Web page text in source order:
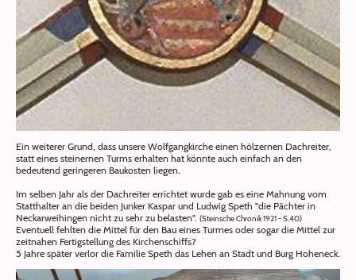
Ein weiterer Grund, dass unsere Wolfgangkirche einen hölzernen Dachreiter,
statt eines steinernen Turms erhalten hat könnte auch einfach an den
bedeutend geringeren Baukosten liegen.
Im selben Jahr als der Dachreiter errichtet wurde gab es eine Mahnung vom
Statthalter an die beiden Junker Kaspar und Ludwig Speth "die Pächter in
Neckarweihingen nicht zu sehr zu belasten". (Steinsche Chronik 1921 - S.40)
Eventuell fehlten die Mittel für den Bau eines Turmes oder sogar die Mittel zur
zeitnahen Fertigstellung des Kirchenschiffs?
5 Jahre später verlor die Familie Speth das Lehen an Stadt und Burg Hoheneck.